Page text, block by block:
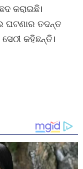
କରାଇଛି।
ଘଟଣାର ତଦନ୍ତ
କହିଛନ୍ତି।